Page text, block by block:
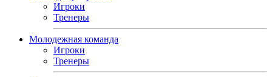
Игроки
Тренеры
Молодежная команда
Игроки
Тренеры